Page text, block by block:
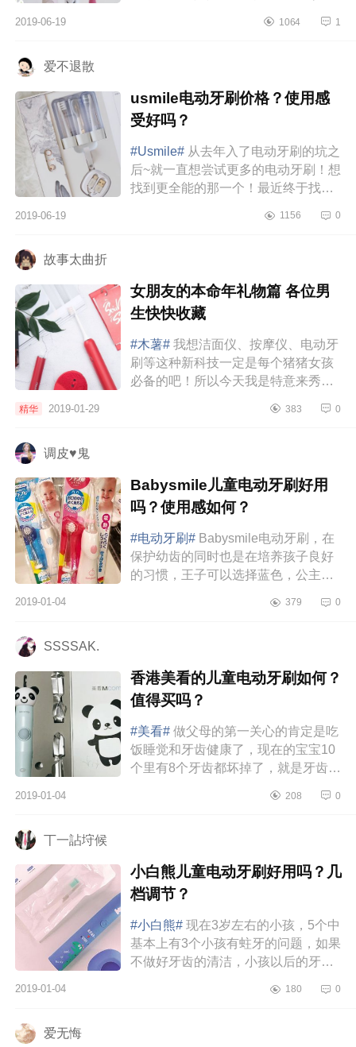
一下如何选择电动牙刷以及测评...
2019-06-19 1064 1
爱不退散
usmile电动牙刷价格？使用感
受好吗？
#Usmile# 从去年入了电动牙刷的坑之
后~就一直想尝试更多的电动牙刷！想
找到更全能的那一个！最近终于找到
不卖关子！usmile大理石双子电动...
2019-06-19 1156 0
故事太曲折
女朋友的本命年礼物篇 各位男
生快快收藏
#木薯# 我想洁面仪、按摩仪、电动牙
刷等这种新科技一定是每个猪猪女孩
必备的吧！所以今天我是特意来秀一
盒，这个礼盒的颜值真的很高，里面
精华 2019-01-29 383 0
调皮♥鬼
Babysmile儿童电动牙刷好用
吗？使用感如何？
#电动牙刷# Babysmile电动牙刷，在
保护幼齿的同时也是在培养孩子良好
的习惯，王子可以选择蓝色，公主可
头，采用的是声波震动技术，比机械
2019-01-04 379 0
SSSSAK.
香港美看的儿童电动牙刷如何？
值得买吗？
#美看# 做父母的第一关心的肯定是吃
饭睡觉和牙齿健康了，现在的宝宝10
个里有8个牙齿都坏掉了，就是牙齿清
子我就上网各种找电动牙刷，对...
2019-01-04 208 0
丅一詀垨候
小白熊儿童电动牙刷好用吗？几
档调节？
#小白熊# 现在3岁左右的小孩，5个中
基本上有3个小孩有蛀牙的问题，如果
不做好牙齿的清洁，小孩以后的牙齿
出，牙黄，牙黑等等问题。都说爱...
2019-01-04 180 0
爱无悔